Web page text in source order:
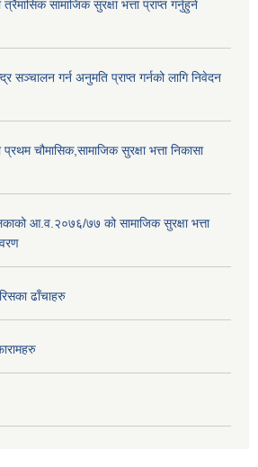
सामाजिक सुरक्षा भत्ता प्राप्त गर्नुहुने
सञ्चालन गर्न अनुमति प्राप्त गर्नको लागि निवेदन
चौमासिक,सामाजिक सुरक्षा भत्ता निकासा
आ.व.२०७६/७७ को सामाजिक सुरक्षा भत्ता
ढाँचाहरु